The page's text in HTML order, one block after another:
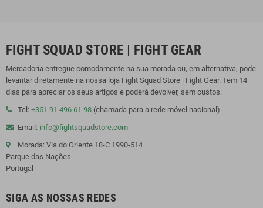
FIGHT SQUAD STORE | FIGHT GEAR
Mercadoria entregue comodamente na sua morada ou, em alternativa, pode
levantar diretamente na nossa loja Fight Squad Store | Fight Gear. Tem 14
dias para apreciar os seus artigos e poderá devolver, sem custos.
Tel: +351 91 496 61 98 (chamada para a rede móvel nacional)
Email: info@fightsquadstore.com
Morada: Via do Oriente 18-C 1990-514
Parque das Nações
Portugal
SIGA AS NOSSAS REDES